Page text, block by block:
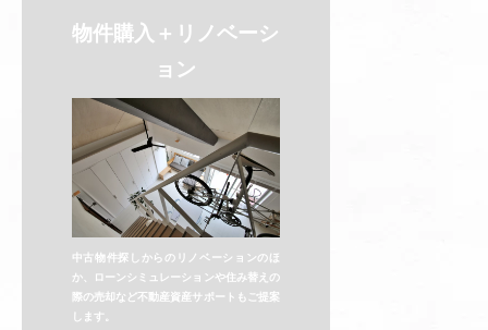
物件購入＋リノベーシ
ョン
中古物件探しからのリノベーションのほ
か、ローンシミュレーションや住み替えの
際の売却など不動産資産サポートもご提案
します。